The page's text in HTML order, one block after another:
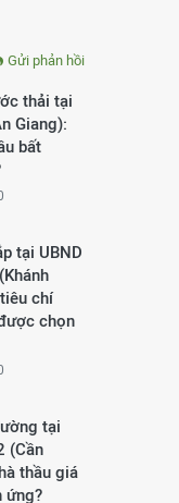
Gửi phản hồi
thải tại
Giang):
bất
tại UBND
chí
chọn
tại
(Cần
thầu giá
ứng?